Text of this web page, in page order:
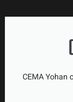
CEMA Yohan